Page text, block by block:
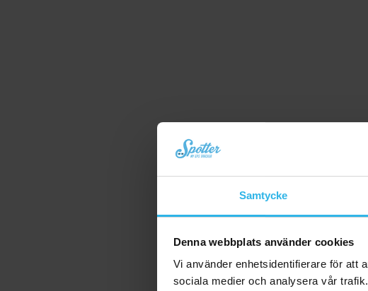
Samtycke
Denna webbplats använder cookies
Vi använder enhetsidentifierare för att
sociala medier och analysera vår